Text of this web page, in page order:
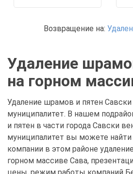
Возвращение на:
Удаление
на горном
Удаление шрамов и пятен
муниципалитет. В нашем
и пятен в части города Савски
муниципалитет вы можете
компании в этом районе
горном массиве Сава,